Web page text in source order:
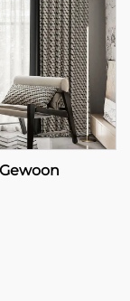
Gewoon